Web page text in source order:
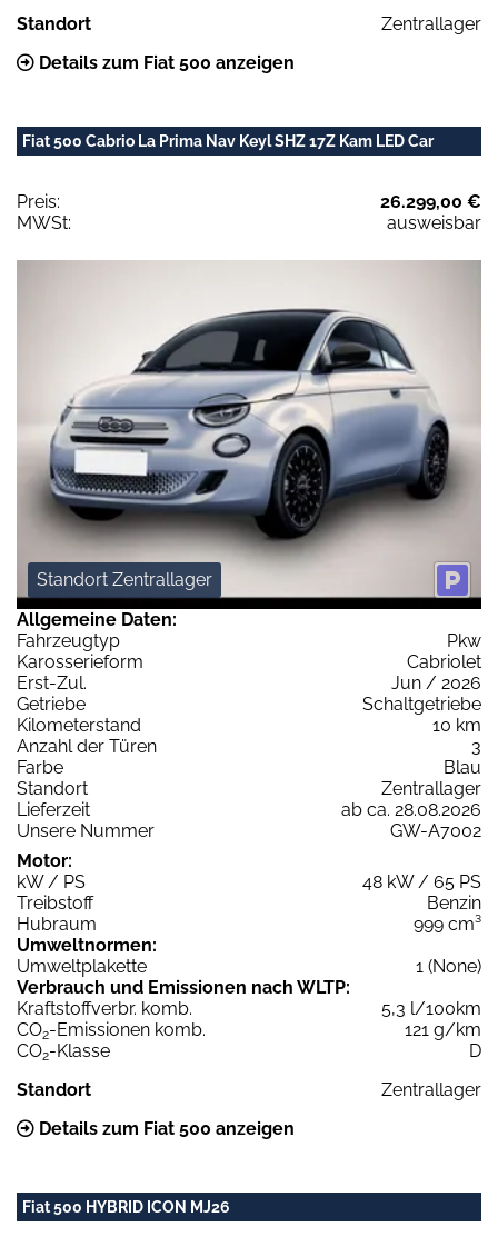
Standort
Zentrallager
Details zum Fiat 500 anzeigen
Fiat 500 Cabrio La Prima Nav Keyl SHZ 17Z Kam LED Car
Preis:
26.299,00 €
MWSt:
ausweisbar
Standort Zentrallager
Allgemeine Daten:
Fahrzeugtyp
Pkw
Karosserieform
Cabriolet
Erst-Zul.
Jun / 2026
Getriebe
Schaltgetriebe
Kilometerstand
10 km
Anzahl der Türen
3
Farbe
Blau
Standort
Zentrallager
Lieferzeit
ab ca. 28.08.2026
Unsere Nummer
GW-A7002
Motor:
kW / PS
48 kW / 65 PS
Treibstoff
Benzin
Hubraum
999 cm³
Umweltnormen:
Umweltplakette
1 (None)
Verbrauch und Emissionen nach WLTP:
Kraftstoffverbr. komb.
5,3 l/100km
CO2-Emissionen komb.
121 g/km
CO2-Klasse
D
Standort
Zentrallager
Details zum Fiat 500 anzeigen
Fiat 500 HYBRID ICON MJ26